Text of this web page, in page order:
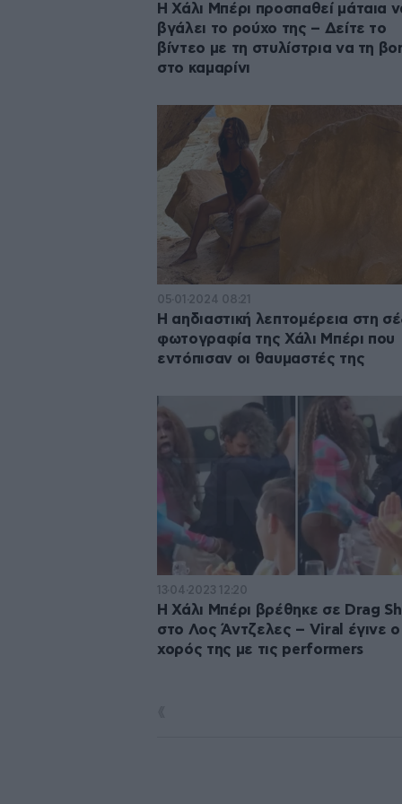
H Χάλι Μπέρι προσπαθεί μάταια
βγάλει το ρούχο της – Δείτε το
βίντεο με τη στυλίστρια να τη
στο καμαρίνι
05·01·2024 08:21
Η αηδιαστική λεπτομέρεια στη
φωτογραφία της Χάλι Μπέρι που
εντόπισαν οι θαυμαστές της
13·04·2023 12:20
Η Χάλι Μπέρι βρέθηκε σε Drag
στο Λος Άντζελες – Viral έγινε ο
χορός της με τις performers